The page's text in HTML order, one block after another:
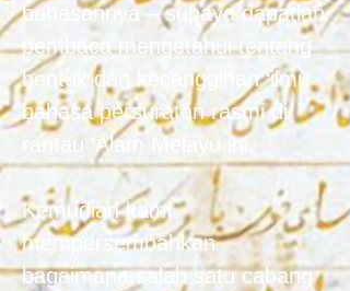
bahasannya – supaya dapatlah
pembaca mengetahui tentang
bentuk dan kecanggihan ‘ilmu
bahasa persuratan rasmi di
rantau ‘Alam Melayu ini.
Kemudian kami
mempersembahkan
bagaimana salah satu cabang